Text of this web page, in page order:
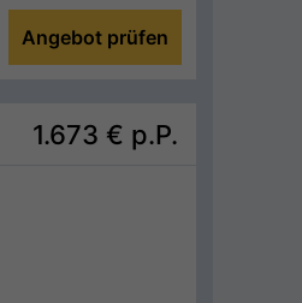
Angebot prüfen
1.673 € p.P.